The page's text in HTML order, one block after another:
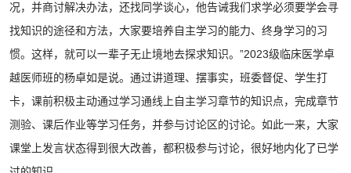
况，并商讨解决办法，还找同学谈心，他告诫我们求学必须要学会寻
找知识的途径和方法，大家要培养自主学习的能力、终身学习的习
惯。这样，就可以一辈子无止境地去探求知识。”2023级临床医学卓
越医师班的杨卓如是说。通过讲道理、摆事实，班委督促、学生打
卡，课前积极主动通过学习通线上自主学习章节的知识点，完成章节
测验、课后作业等学习任务，并参与讨论区的讨论。如此一来，大家
课堂上发言状态得到很大改善，都积极参与讨论，很好地内化了已学